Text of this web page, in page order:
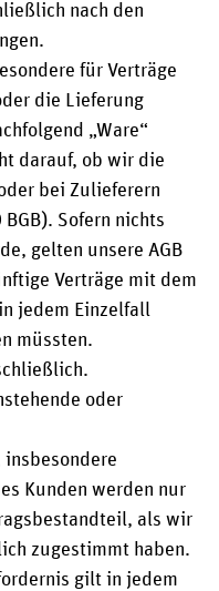
nach den
für Verträge
die Lieferung
„Ware“
darauf, ob wir die
bei Zulieferern
Sofern nichts
gelten unsere AGB
Verträge mit dem
jedem Einzelfall
müssten.
oder
insbesondere
Kunden werden nur
als wir
zugestimmt haben.
gilt in jedem